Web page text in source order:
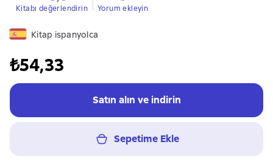
Kitabı değerlendirin Yorum ekleyin
Kitap ispanyolca
₺54,33
Satın alın ve indirin
Sepetime Ekle